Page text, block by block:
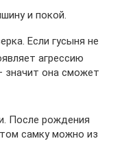
и покой.
Если гусыня не
агрессию
значит она сможет
После рождения
самку можно из